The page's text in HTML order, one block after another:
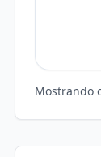
Mostrando